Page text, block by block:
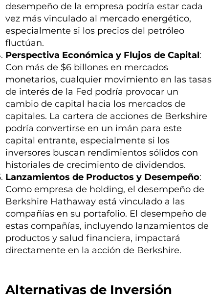
desempeño de la empresa podría estar cada
vez más vinculado al mercado energético,
especialmente si los precios del petróleo
fluctúan.
Perspectiva Económica y Flujos de Capital:
Con más de $6 billones en mercados
monetarios, cualquier movimiento en las tasas
de interés de la Fed podría provocar un
cambio de capital hacia los mercados de
capitales. La cartera de acciones de Berkshire
podría convertirse en un imán para este
capital entrante, especialmente si los
inversores buscan rendimientos sólidos con
historiales de crecimiento de dividendos.
Lanzamientos de Productos y Desempeño:
Como empresa de holding, el desempeño de
Berkshire Hathaway está vinculado a las
compañías en su portafolio. El desempeño de
estas compañías, incluyendo lanzamientos de
productos y salud financiera, impactará
directamente en la acción de Berkshire.
Alternativas de Inversión